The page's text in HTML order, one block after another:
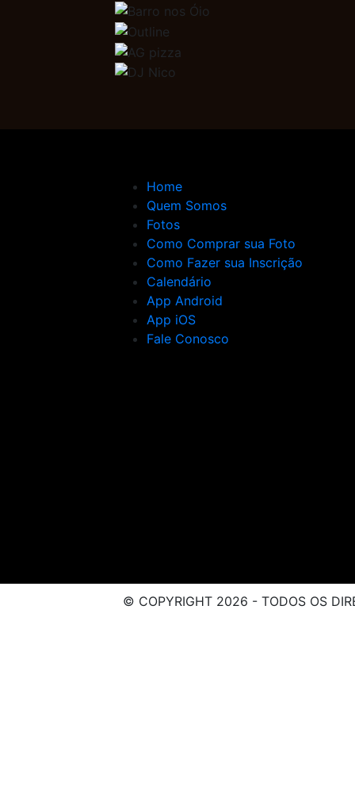
Home
Quem Somos
Fotos
Como Comprar sua Foto
Como Fazer sua Inscrição
Calendário
App Android
App iOS
Fale Conosco
© COPYRIGHT 2026 - TODOS OS